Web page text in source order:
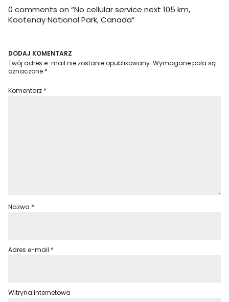
Dom na kółkach
0 comments on “No cellular service next 105 km,
Kootenay National Park, Canada”
DODAJ KOMENTARZ
Twój adres e-mail nie zostanie opublikowany. Wymagane pola są
oznaczone *
Komentarz *
Nazwa *
Adres e-mail *
Witryna internetowa